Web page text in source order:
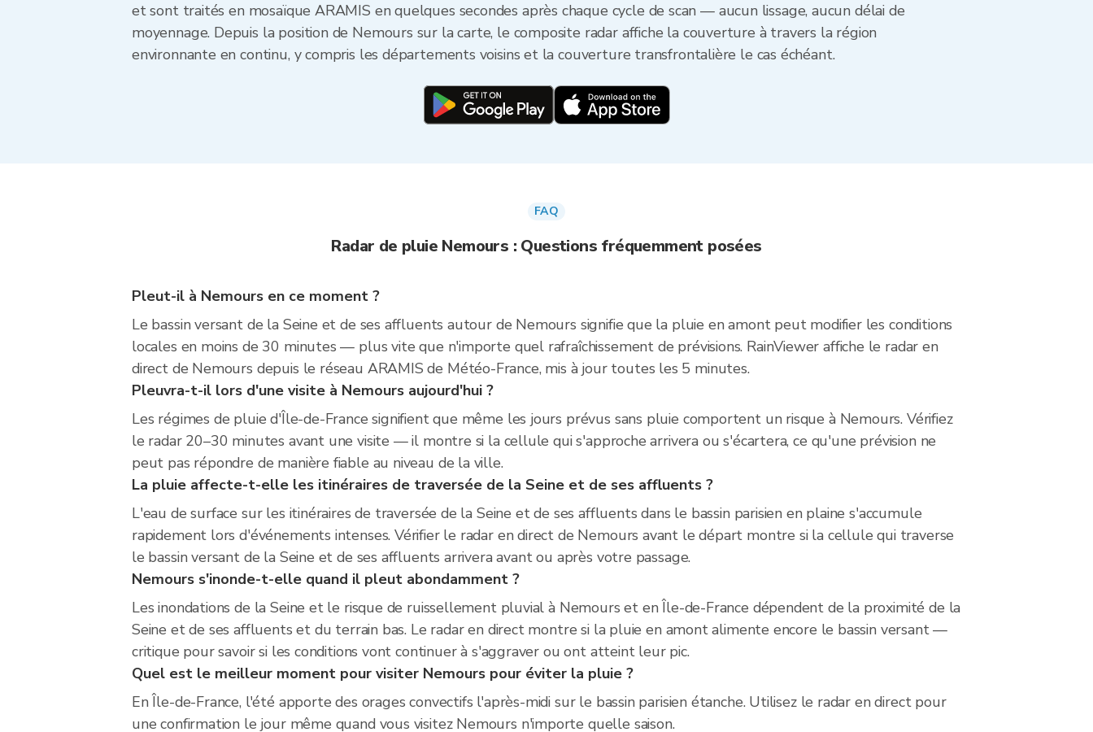
et sont traités en mosaïque ARAMIS en quelques secondes après chaque cycle de scan — aucun lissage, aucun délai de
moyennage. Depuis la position de Nemours sur la carte, le composite radar affiche la couverture à travers la région
environnante en continu, y compris les départements voisins et la couverture transfrontalière le cas échéant.
FAQ
Radar de pluie Nemours : Questions fréquemment posées
Pleut-il à Nemours en ce moment ?
Le bassin versant de la Seine et de ses affluents autour de Nemours signifie que la pluie en amont peut modifier les conditions
locales en moins de 30 minutes — plus vite que n'importe quel rafraîchissement de prévisions. RainViewer affiche le radar en
direct de Nemours depuis le réseau ARAMIS de Météo-France, mis à jour toutes les 5 minutes.
Pleuvra-t-il lors d'une visite à Nemours aujourd'hui ?
Les régimes de pluie d'Île-de-France signifient que même les jours prévus sans pluie comportent un risque à Nemours. Vérifiez
le radar 20–30 minutes avant une visite — il montre si la cellule qui s'approche arrivera ou s'écartera, ce qu'une prévision ne
peut pas répondre de manière fiable au niveau de la ville.
La pluie affecte-t-elle les itinéraires de traversée de la Seine et de ses affluents ?
L'eau de surface sur les itinéraires de traversée de la Seine et de ses affluents dans le bassin parisien en plaine s'accumule
rapidement lors d'événements intenses. Vérifier le radar en direct de Nemours avant le départ montre si la cellule qui traverse
le bassin versant de la Seine et de ses affluents arrivera avant ou après votre passage.
Nemours s'inonde-t-elle quand il pleut abondamment ?
Les inondations de la Seine et le risque de ruissellement pluvial à Nemours et en Île-de-France dépendent de la proximité de la
Seine et de ses affluents et du terrain bas. Le radar en direct montre si la pluie en amont alimente encore le bassin versant —
critique pour savoir si les conditions vont continuer à s'aggraver ou ont atteint leur pic.
Quel est le meilleur moment pour visiter Nemours pour éviter la pluie ?
En Île-de-France, l'été apporte des orages convectifs l'après-midi sur le bassin parisien étanche. Utilisez le radar en direct pour
une confirmation le jour même quand vous visitez Nemours n'importe quelle saison.